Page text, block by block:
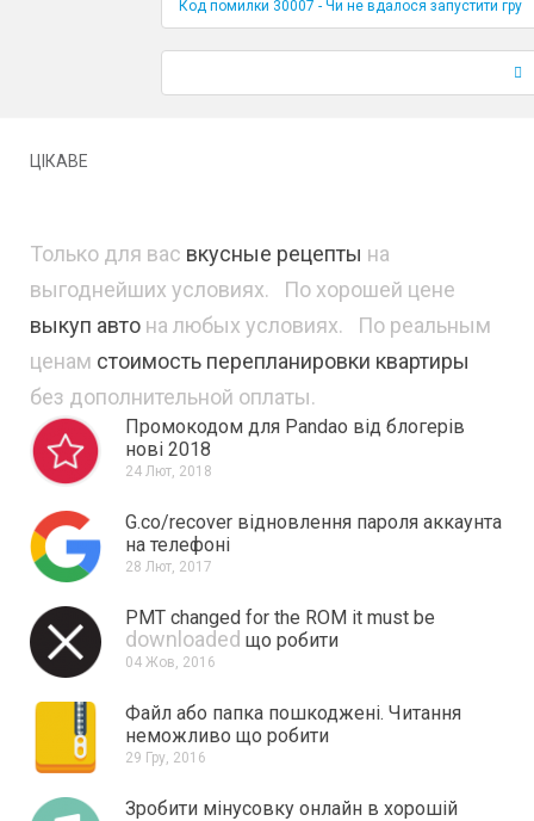
Код помилки 30007 - Чи не вдалося запустити гру
ЦІКАВЕ
Только для вас вкусные рецепты на
выгоднейших условиях. По хорошей цене
выкуп авто на любых условиях. По реальным
ценам стоимость перепланировки квартиры
без дополнительной оплаты.
Промокодом для Pandao від блогерів
нові 2018
24 Лют, 2018
G.co/recover відновлення пароля аккаунта
на телефоні
28 Лют, 2017
PMT changed for the ROM it must be
downloaded що робити
04 Жов, 2016
Файл або папка пошкоджені. Читання
неможливо що робити
29 Гру, 2016
Зробити мінусовку онлайн в хорошій